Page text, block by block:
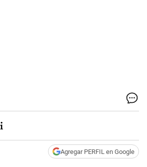
Agregar PERFIL en Google